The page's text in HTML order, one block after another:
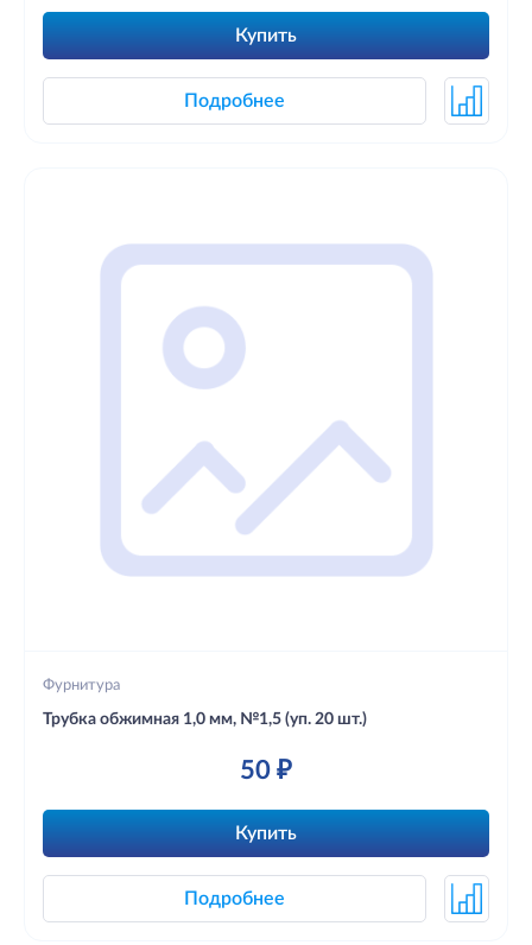
Купить
Подробнее
Фурнитура
Трубка обжимная 1,0 мм, №1,5 (уп. 20 шт.)
50 ₽
Купить
Подробнее